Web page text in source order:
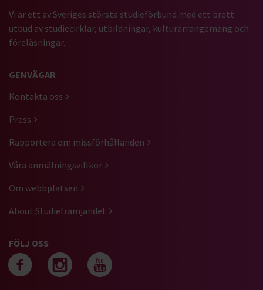
Vi är ett av Sveriges största studieförbund med ett brett
utbud av studiecirklar, utbildningar, kulturarrangemang och
föreläsningar.
GENVÄGAR
Kontakta oss
Press
Rapportera om missförhållanden
Våra anmälningsvillkor
Om webbplatsen
About Studiefrämjandet
FÖLJ OSS
Följ oss på facebook
Följ oss på
Följ oss på